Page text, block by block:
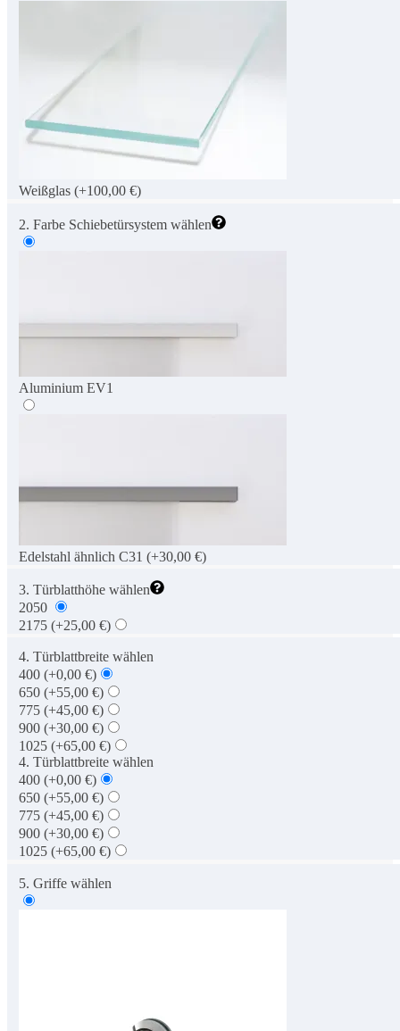
Weißglas (+100,00 €)
2. Farbe Schiebetürsystem wählen
Aluminium EV1
Edelstahl ähnlich C31 (+30,00 €)
3. Türblatthöhe wählen
2050
2175 (+25,00 €)
4. Türblattbreite wählen
400 (+0,00 €)
650 (+55,00 €)
775 (+45,00 €)
900 (+30,00 €)
1025 (+65,00 €)
4. Türblattbreite wählen
400 (+0,00 €)
650 (+55,00 €)
775 (+45,00 €)
900 (+30,00 €)
1025 (+65,00 €)
5. Griffe wählen